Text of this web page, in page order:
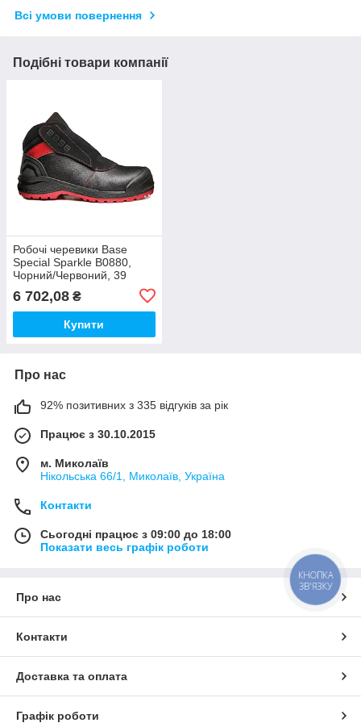
Всі умови повернення
Подібні товари компанії
Робочі черевики Base
Special Sparkle B0880,
Чорний/Червоний, 39
6 702,08 ₴
Купити
Про нас
92% позитивних з 335 відгуків за рік
Працює з 30.10.2015
м. Миколаїв
Нікольська 66/1, Миколаїв, Україна
Контакти
Сьогодні працює з 09:00 до 18:00
Показати весь графік роботи
Про нас
Контакти
Доставка та оплата
Графік роботи
КНОПКА
ЗВ'ЯЗКУ